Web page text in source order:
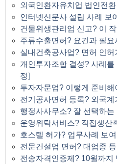
외국인환자유치업 법인전
인터넷신문사 설립 사례 보
건물위생관리업 신고? 이
주류수출면허? 요건과 필요
실내건축공사업? 면허 인
개인투자조합 결성? 사례
정]
투자자문업? 이렇게 준비해
전기공사면허 등록? 외국
행정사사무소? 잘 선택하는
운영위탁서비스? 직접생산
호스텔 허가? 업무사례 보
전문건설업 면허? 대업종
전송자격인증제? 10월까지